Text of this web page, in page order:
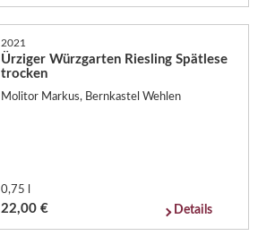
2021
Ürziger Würzgarten Riesling Spätlese
trocken
Molitor Markus, Bernkastel Wehlen
0,75 l
22,00 € Details